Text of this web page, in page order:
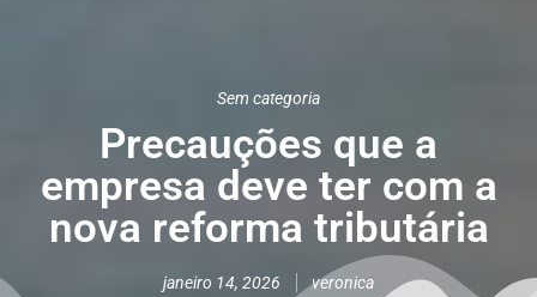
Sem categoria
Precauções que a
empresa deve ter com a
nova reforma tributária
janeiro 14, 2026 veronica